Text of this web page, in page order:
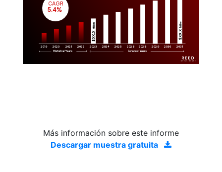
2019 2020 2021 2022 2023 2024 2025 2026 2028 2029 2030 2031
$XX.X
Million
$XX.X
Million
CAGR
5.4%
Historical Years Forecast Years
Más información sobre este informe
Descargar muestra gratuita